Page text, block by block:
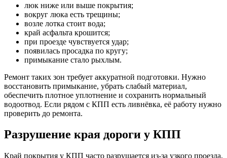
люк ниже или выше покрытия;
вокруг люка есть трещины;
возле лотка стоит вода;
край асфальта крошится;
при проезде чувствуется удар;
появилась просадка по кругу;
примыкание стало рыхлым.
Ремонт таких зон требует аккуратной подготовки. Нужно
восстановить примыкание, убрать слабый материал,
обеспечить плотное уплотнение и сохранить нормальный
водоотвод. Если рядом с КПП есть ливнёвка, её работу нужно
проверить до ремонта.
Разрушение края дороги у КПП
Край покрытия у КПП часто разрушается из-за узкого проезда.